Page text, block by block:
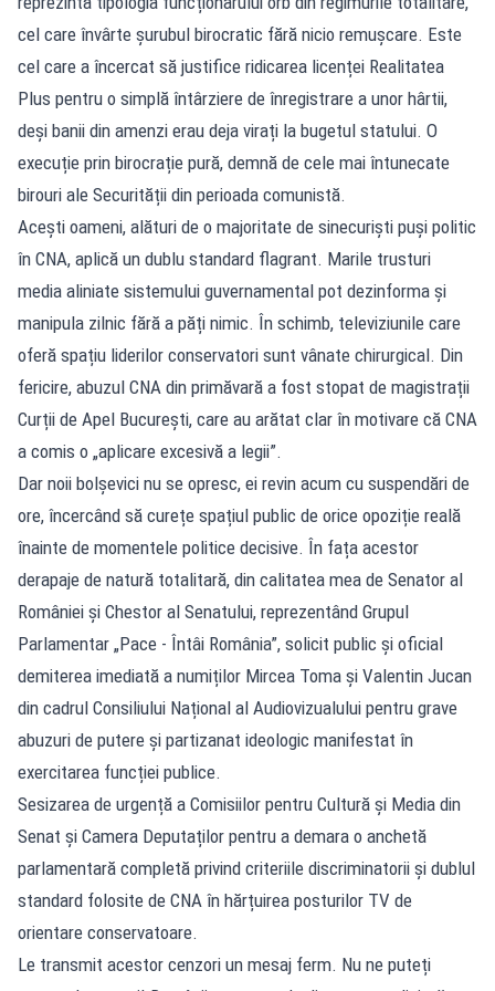
cel care învârte șurubul birocratic fără nicio remușcare. Este
cel care a încercat să justifice ridicarea licenței Realitatea
Plus pentru o simplă întârziere de înregistrare a unor hârtii,
deși banii din amenzi erau deja virați la bugetul statului. O
execuție prin birocrație pură, demnă de cele mai întunecate
birouri ale Securității din perioada comunistă.
Acești oameni, alături de o majoritate de sinecuriști puși politic
în CNA, aplică un dublu standard flagrant. Marile trusturi
media aliniate sistemului guvernamental pot dezinforma și
manipula zilnic fără a păți nimic. În schimb, televiziunile care
oferă spațiu liderilor conservatori sunt vânate chirurgical. Din
fericire, abuzul CNA din primăvară a fost stopat de magistrații
Curții de Apel București, care au arătat clar în motivare că CNA
a comis o „aplicare excesivă a legii”.
Dar noii bolșevici nu se opresc, ei revin acum cu suspendări de
ore, încercând să curețe spațiul public de orice opoziție reală
înainte de momentele politice decisive. În fața acestor
derapaje de natură totalitară, din calitatea mea de Senator al
României și Chestor al Senatului, reprezentând Grupul
Parlamentar „Pace - Întâi România”, solicit public și oficial
demiterea imediată a numiților Mircea Toma și Valentin Jucan
din cadrul Consiliului Național al Audiovizualului pentru grave
abuzuri de putere și partizanat ideologic manifestat în
exercitarea funcției publice.
Sesizarea de urgență a Comisiilor pentru Cultură și Media din
Senat și Camera Deputaților pentru a demara o anchetă
parlamentară completă privind criteriile discriminatorii și dublul
standard folosite de CNA în hărțuirea posturilor TV de
orientare conservatoare.
Le transmit acestor cenzori un mesaj ferm. Nu ne puteți